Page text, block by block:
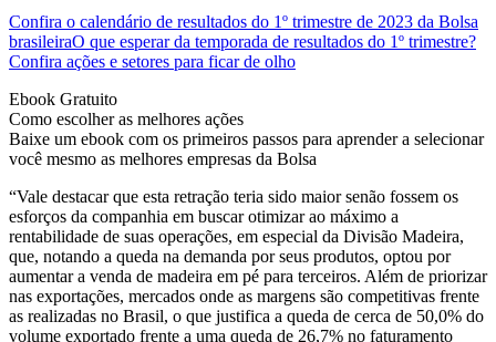
Confira o calendário de resultados do 1º trimestre de 2023 da Bolsa
brasileiraO que esperar da temporada de resultados do 1º trimestre?
Confira ações e setores para ficar de olho
Ebook Gratuito
Como escolher as melhores ações
Baixe um ebook com os primeiros passos para aprender a selecionar
você mesmo as melhores empresas da Bolsa
“Vale destacar que esta retração teria sido maior senão fossem os
esforços da companhia em buscar otimizar ao máximo a
rentabilidade de suas operações, em especial da Divisão Madeira,
que, notando a queda na demanda por seus produtos, optou por
aumentar a venda de madeira em pé para terceiros. Além de priorizar
nas exportações, mercados onde as margens são competitivas frente
as realizadas no Brasil, o que justifica a queda de cerca de 50,0% do
volume exportado frente a uma queda de 26,7% no faturamento